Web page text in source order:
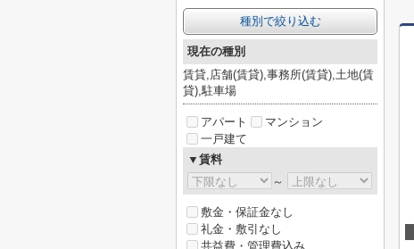
種別で絞り込む
現在の種別
賃貸,店舗(賃貸),事務所(賃貸),土地(賃
貸),駐車場
アパート
マンション
一戸建て
▼賃料
～
敷金・保証金なし
礼金・敷引なし
共益費・管理費込み